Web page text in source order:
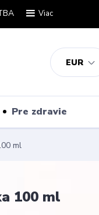
Viac
EUR
Pre zdravie
ml
100 ml